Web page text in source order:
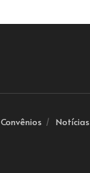
Convênios Notícias